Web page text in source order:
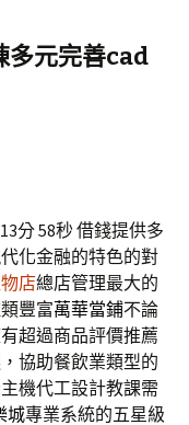
鍵
字:
多元完善cad
分 58秒借錢提供多
化金融的特色的對
店總店管理最大的
豐富萬華當鋪不論
超過商品評價推薦
協助餐飲業類型的
機代工設計教課需
城專業系統的五星級